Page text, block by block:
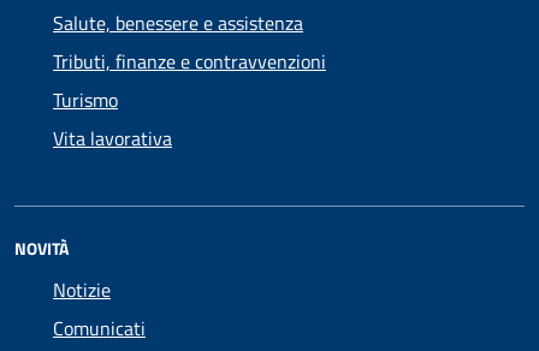
Salute, benessere e assistenza
Tributi, finanze e contravvenzioni
Turismo
Vita lavorativa
NOVITÀ
Notizie
Comunicati